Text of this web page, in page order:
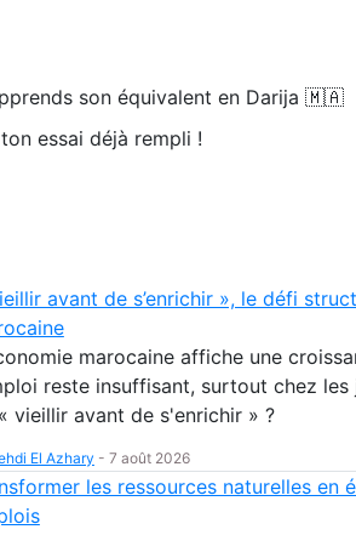
son équivalent en Darija 🇲🇦
essai déjà rempli !
avant de s’enrichir », le défi
marocaine affiche une
reste insuffisant, surtout chez
vieillir avant de s'enrichir » ?
El Azhary - 7 août 2026
les ressources naturelles en